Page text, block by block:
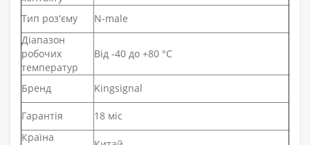
Тип роз'єму
N-male
Діапазон
робочих
температур
Від -40 до +80 °C
Бренд Kingsignal
Гарантія
18 міс
Країна